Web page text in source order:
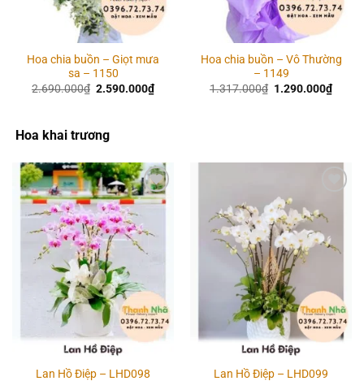
Hoa chia buồn – Giọt mưa
sa – 1150
2.690.000₫ Giá
2.590.000₫Giá
hiện
Hoa chia buồn – Vô Thường
– 1149
1.317.000₫ Giá
1.290.000₫Giá
hiện
Hoa khai trương
Add to
wishlist
Lan Hồ Điệp – LHD098
wishlist
Lan Hồ Điệp – LHD099